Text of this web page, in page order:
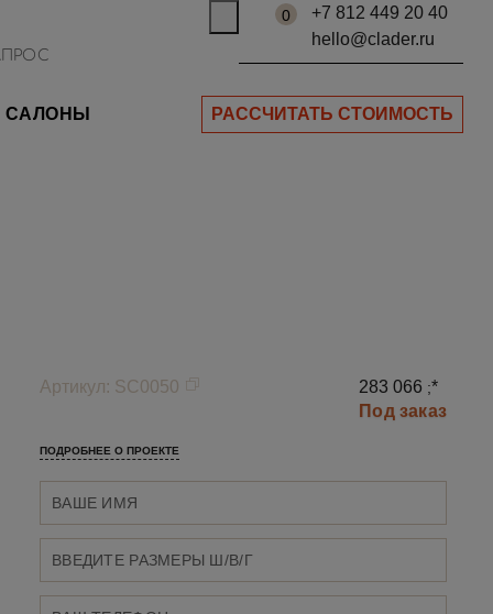
0
+7 812 449 20 40
hello@clader.ru
САЛОНЫ РАССЧИТАТЬ СТОИМОСТЬ
Артикул: SC0050 283 066 ;*
Под заказ
ПОДРОБНЕЕ О ПРОЕКТЕ